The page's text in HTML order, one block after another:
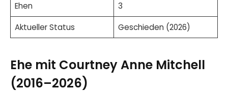
Ehen
3
Aktueller Status
Geschieden (2026)
Ehe mit Courtney Anne Mitchell
(2016–2026)